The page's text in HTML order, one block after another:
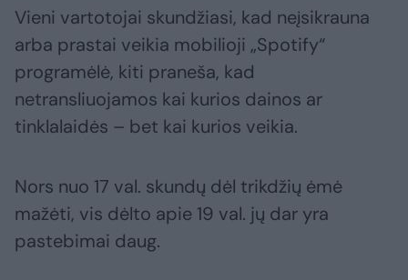
Vieni vartotojai skundžiasi, kad neįsikrauna
arba prastai veikia mobilioji „Spotify“
programėlė, kiti praneša, kad
netransliuojamos kai kurios dainos ar
tinklalaidės – bet kai kurios veikia.
Nors nuo 17 val. skundų dėl trikdžių ėmė
mažėti, vis dėlto apie 19 val. jų dar yra
pastebimai daug.